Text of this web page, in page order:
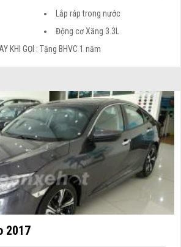
Lắp ráp trong nước
Động cơ Xăng 3.3L
KHI GỌI : Tặng BHVC 1 năm
2017